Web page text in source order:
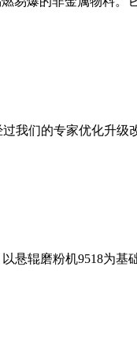
我们的专家优化升级
悬辊磨粉机9518为基